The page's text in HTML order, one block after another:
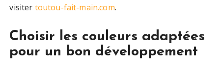
visiter toutou-fait-main.com.
Choisir les couleurs adaptées
pour un bon développement